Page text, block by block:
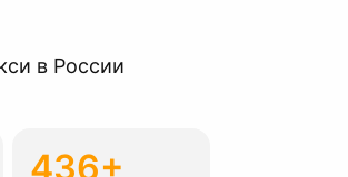
в России
436+